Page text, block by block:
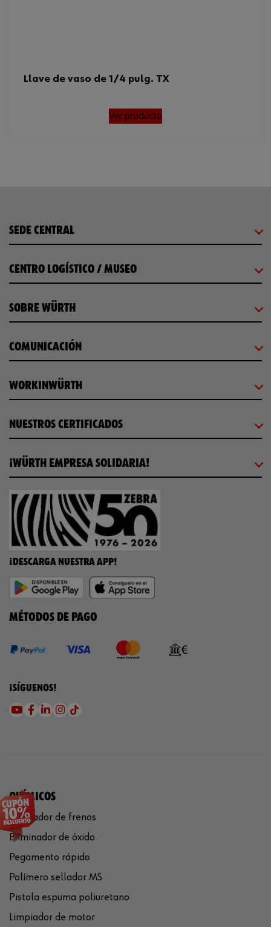
Llave de vaso de 1/4 pulg. TX
Ver producto
SEDE CENTRAL
CENTRO LOGÍSTICO / MUSEO
SOBRE WÜRTH
COMUNICACIÓN
WORKINWÜRTH
NUESTROS CERTIFICADOS
¡WÜRTH EMPRESA SOLIDARIA!
¡DESCARGA NUESTRA APP!
MÉTODOS DE PAGO
¡SÍGUENOS!
QUÍMICOS
Limpiador de frenos
Eliminador de óxido
Pegamento rápido
Polímero sellador MS
Pistola espuma poliuretano
Limpiador de motor